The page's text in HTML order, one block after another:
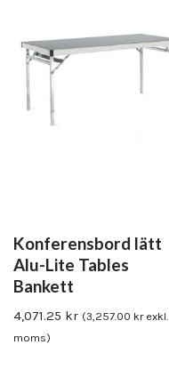
Konferensbord lätt
Alu-Lite Tables
Bankett
4,071.25 kr (3,257.00 krexkl.
moms)